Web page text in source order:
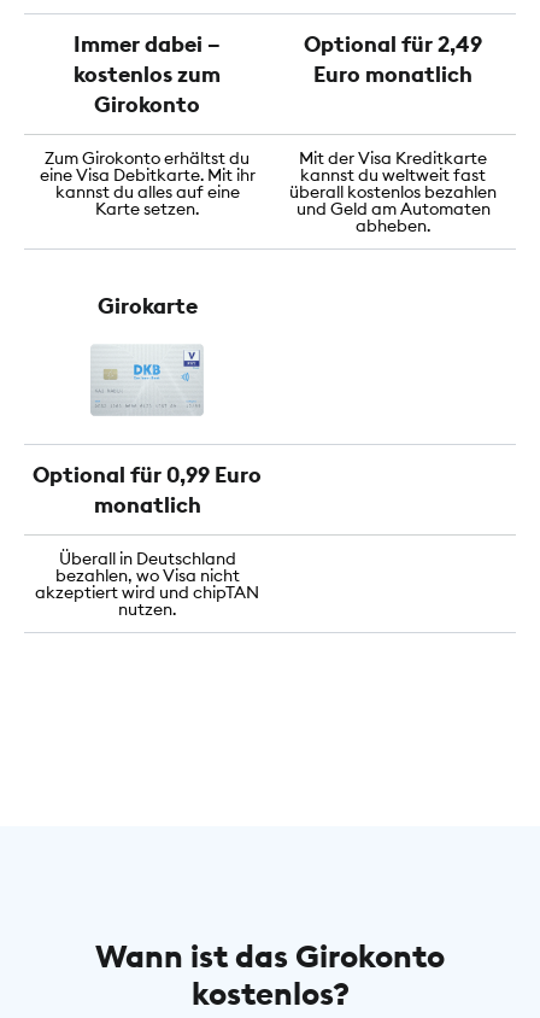
Immer dabei –
kostenlos zum
Girokonto
Optional für 2,49
Euro monatlich
Zum Girokonto erhältst du
eine Visa Debitkarte. Mit ihr
kannst du alles auf eine
Karte setzen.
Mit der Visa Kreditkarte
kannst du weltweit fast
überall kostenlos bezahlen
und Geld am Automaten
abheben.
Girokarte
Optional für 0,99 Euro
monatlich
Überall in Deutschland
bezahlen, wo Visa nicht
akzeptiert wird und chipTAN
nutzen.
Wann ist das Girokonto
kostenlos?